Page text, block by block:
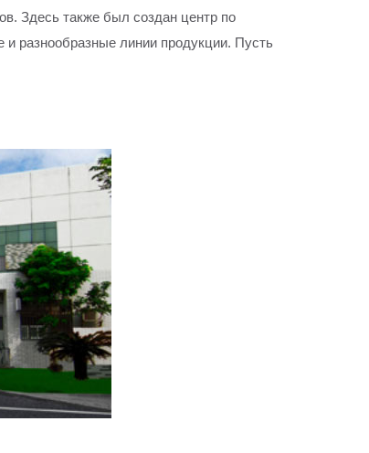
Здесь также был создан центр по
разнообразные линии продукции. Пусть